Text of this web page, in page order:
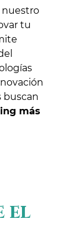
nuestro
tu
buscan
más
el